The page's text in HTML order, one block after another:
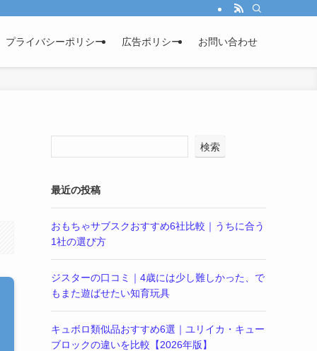
プライバシーポリシー 広告ポリシー お問い合わせ
検索
最近の投稿
おもちゃサブスクおすすめ6社比較｜うちに合う
1社の選び方
ジスターの口コミ｜4歳には少し難しかった、で
もまた遊ばせたい知育玩具
キュボロ類似品おすすめ6選｜ユリイカ・キュー
ブロックの違いを比較【2026年版】